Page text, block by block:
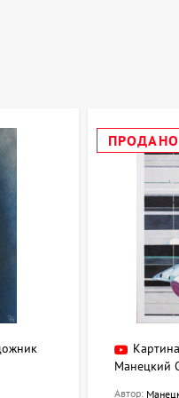
фактурами. Для спальни
сюжеты.
в подарочную коробку с
и станет ценным знаком
ПРОДАНО
Манецкий
Автор: